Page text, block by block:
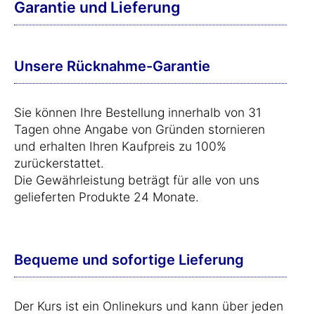
Garantie und Lieferung
Unsere Rücknahme-Garantie
Sie können Ihre Bestellung innerhalb von 31
Tagen ohne Angabe von Gründen stornieren
und erhalten Ihren Kaufpreis zu 100%
zurückerstattet.
Die Gewährleistung beträgt für alle von uns
gelieferten Produkte 24 Monate.
Bequeme und sofortige Lieferung
Der Kurs ist ein Onlinekurs und kann über jeden